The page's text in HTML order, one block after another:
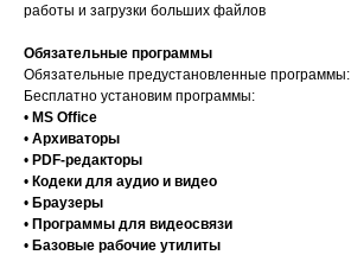
работы и загрузки больших файлов
Обязательные программы
Обязательные предустановленные программы:
Бесплатно установим программы:
• MS Office
• Архиваторы
• PDF-редакторы
• Кодеки для аудио и видео
• Браузеры
• Программы для видеосвязи
• Базовые рабочие утилиты